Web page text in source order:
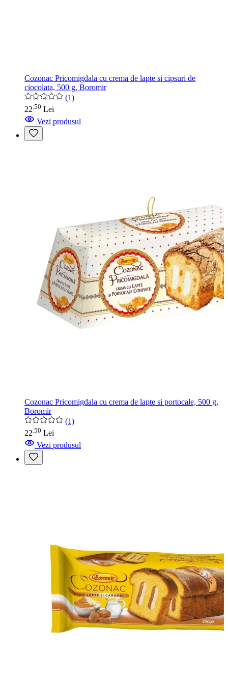
Cozonac Pricomigdala cu crema de lapte si cipsuri de
ciocolata, 500 g, Boromir
(1)
22 50 Lei
Vezi produsul
Cozonac Pricomigdala cu crema de lapte si portocale, 500 g,
Boromir
(1)
22 50 Lei
Vezi produsul